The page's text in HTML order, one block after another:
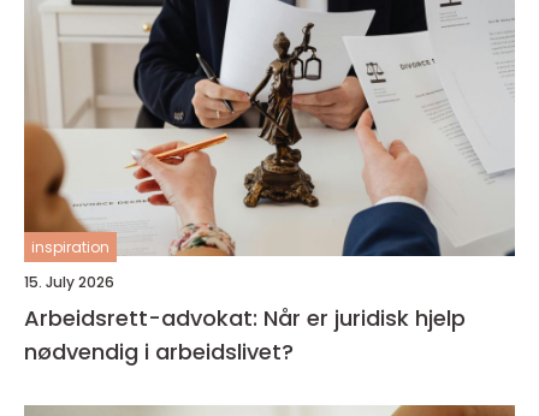
inspiration
15. July 2026
Arbeidsrett-advokat: Når er juridisk hjelp
nødvendig i arbeidslivet?